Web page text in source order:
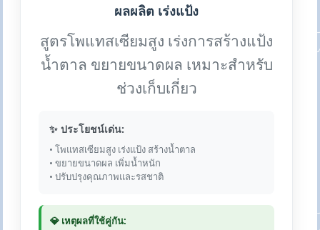
ผลผลิต เร่งแป้ง
สูตรโพแทสเซียมสูง เร่งการสร้างแป้ง
น้ำตาล ขยายขนาดผล เหมาะสำหรับ
ช่วงเก็บเกี่ยว
✨ ประโยชน์เด่น:
• โพแทสเซียมสูง เร่งแป้ง สร้างน้ำตาล
• ขยายขนาดผล เพิ่มน้ำหนัก
• ปรับปรุงคุณภาพและรสชาติ
💎 เหตุผลที่ใช้คู่กัน: